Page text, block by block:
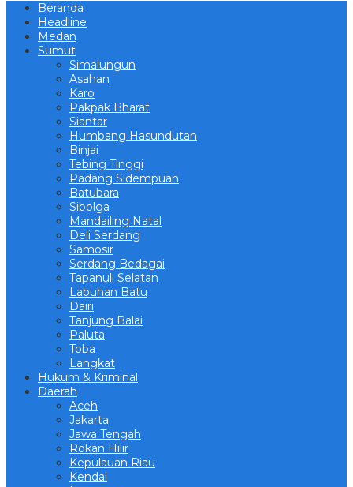
Beranda
Headline
Medan
Sumut
Simalungun
Asahan
Karo
Pakpak Bharat
Siantar
Humbang Hasundutan
Binjai
Tebing Tinggi
Padang Sidempuan
Batubara
Sibolga
Mandailing Natal
Deli Serdang
Samosir
Serdang Bedagai
Tapanuli Selatan
Labuhan Batu
Dairi
Tanjung Balai
Paluta
Toba
Langkat
Hukum & Kriminal
Daerah
Aceh
Jakarta
Jawa Tengah
Rokan Hilir
Kepulauan Riau
Kendal